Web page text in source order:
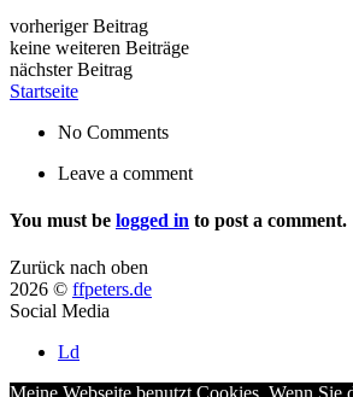
vorheriger Beitrag
keine weiteren Beiträge
nächster Beitrag
Startseite
No Comments
Leave a comment
You must be logged in to post a comment.
Zurück nach oben
2026 © ffpeters.de
Social Media
Ld